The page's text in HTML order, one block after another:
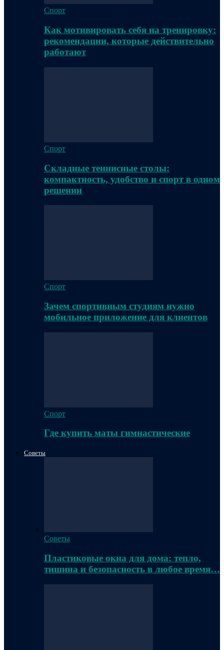
Спорт
Как мотивировать себя на тренировку:
рекомендации, которые действительно
работают
Спорт
Складные теннисные столы:
компактность, удобство и спорт в одном
решении
Спорт
Зачем спортивным студиям нужно
мобильное приложение для клиентов
Спорт
Где купить маты гимнастические
Советы
Советы
Пластиковые окна для дома: тепло,
тишина и безопасность в любое время…